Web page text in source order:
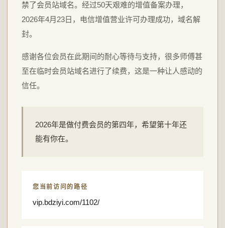
禁了会员站域名。经过50天艰难的增值备案办理，
2026年4月23日，电信增值营业许可办理成功，域名解
封。
感谢各位会员在此期间的耐心等待与支持，很多师傅甚
至在临时会员站域名进行了续费，这是一种让人感动的
信任。
2026年是做付费会员的第四年，希望第十年还
能有你在。
您当前访问的路径
vip.bdziyi.com/1102/